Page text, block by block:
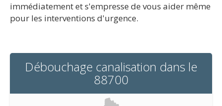
immédiatement et s'empresse de vous aider même
pour les interventions d'urgence.
Débouchage canalisation dans le
88700